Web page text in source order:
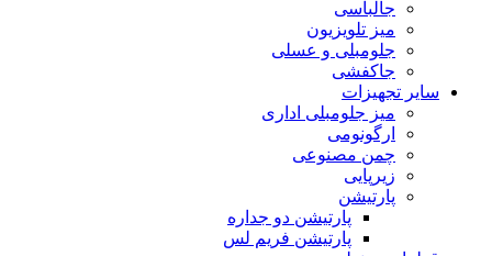
جالباسی
میز تلویزیون
جلومبلی و عسلی
جاکفشی
سایر تجهیزات
میز جلومبلی اداری
ارگونومی
چمن مصنوعی
زیرپایی
پارتیشن
پارتیشن دو جداره
پارتیشن فریم لس